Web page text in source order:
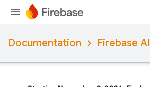
Documentation Firebase